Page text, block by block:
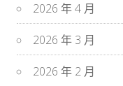
2026 年 4 月
2026 年 3 月
2026 年 2 月